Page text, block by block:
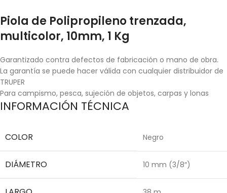
Piola de Polipropileno trenzada,
multicolor, 10mm, 1 Kg
Garantizado contra defectos de fabricación o mano de obra.
La garantía se puede hacer válida con cualquier distribuidor de
TRUPER
Para campismo, pesca, sujeción de objetos, carpas y lonas
INFORMACIÓN TÉCNICA
COLOR Negro
DIÁMETRO 10 mm (3/8″)